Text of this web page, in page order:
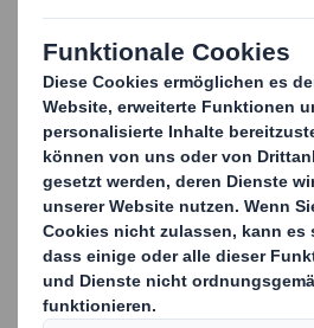
nur logisch, dass wir uns an DS
Sie verfügen über eine Auswahl
keiner sonst zu bieten hat“,
Customer Manager.